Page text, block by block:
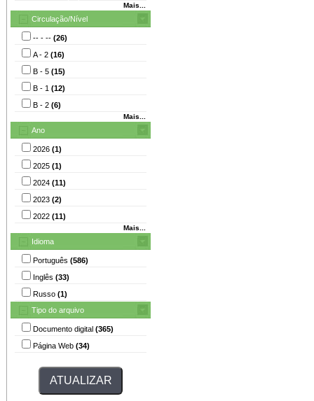
Mais...
Circulação/Nível
-- - -- (26)
A - 2 (16)
B - 5 (15)
B - 1 (12)
B - 2 (6)
Mais...
Ano
2026 (1)
2025 (1)
2024 (11)
2023 (2)
2022 (11)
Mais...
Idioma
Português (586)
Inglês (33)
Russo (1)
Tipo do arquivo
Documento digital (365)
Página Web (34)